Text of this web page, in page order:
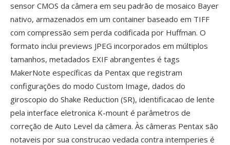
sensor CMOS da câmera em seu padrão de mosaico Bayer
nativo, armazenados em um container baseado em TIFF
com compressão sem perda codificada por Huffman. O
formato inclui previews JPEG incorporados em múltiplos
tamanhos, metadados EXIF abrangentes é tags
MakerNote específicas da Pentax que registram
configurações do modo Custom Image, dados do
giroscopio do Shake Reduction (SR), identificacao de lente
pela interface eletronica K-mount é parâmetros de
correção de Auto Level da câmera. Às câmeras Pentax são
notaveis por sua construcao vedada contra intemperies é